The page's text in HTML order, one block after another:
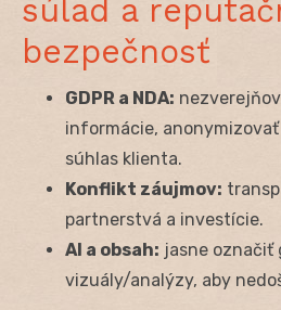
súlad a
bezpečnosť
GDPR a NDA:
informácie,
súhlas klienta.
Konflikt záujmov:
partnerstvá a investície.
AI a obsah: jasne označiť
vizuály/analýzy, aby